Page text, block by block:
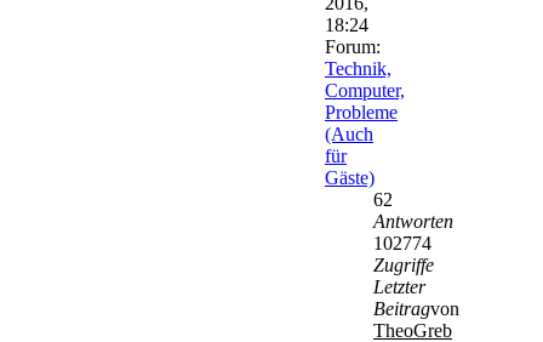
18:24
Forum:
Technik,
Computer,
Probleme
(Auch
für
Gäste)
62
Antworten
102774
Zugriffe
Letzter
Beitragvon
TheoGreb